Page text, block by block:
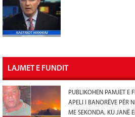
LAJMET E FUNDIT
PUBLIKOHEN PAMJET E
APELI I BANORËVE PËR
ME SEKONDA, KU JANË